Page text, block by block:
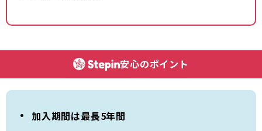
安心のポイント
加入期間は最長5年間